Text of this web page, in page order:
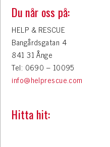
Du når oss på:
HELP & RESCUE
Bangårdsgatan 4
841 31 Ånge
Tel: 0690 – 10095
info@helprescue.com
Hitta hit: